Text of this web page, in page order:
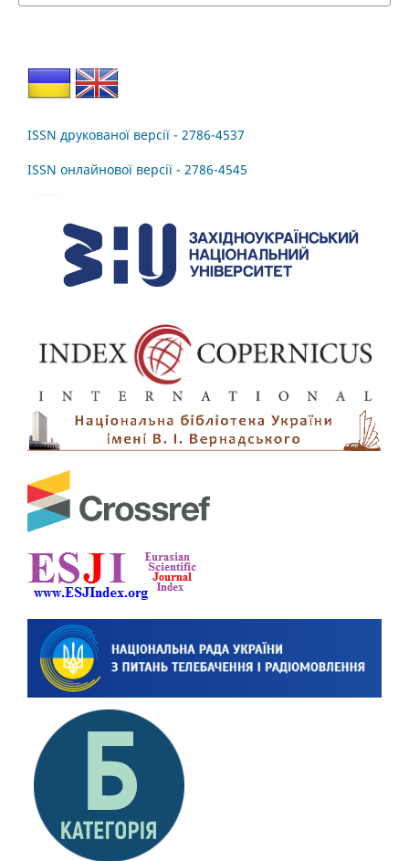
ISSN друкованої версії - 2786-4537
ISSN онлайнової версії - 2786-4545